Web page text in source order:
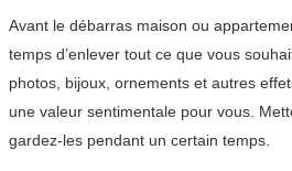
Avant le débarras maison ou
temps d’enlever tout ce que vous
photos, bijoux, ornements et autres
une valeur sentimentale pour vous.
gardez-les pendant un certain temps.